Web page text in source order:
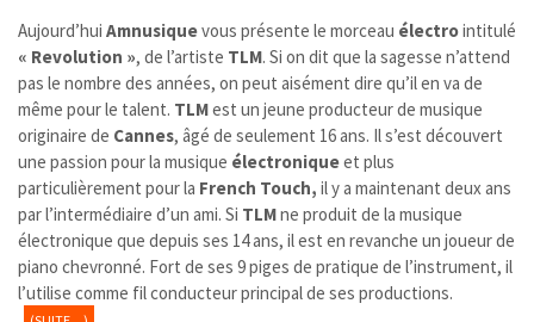
Aujourd’hui Amnusiquevous présente le morceau électrointitulé
« Revolution », de l’artiste TLM. Si on dit que la sagesse n’attend
pas le nombre des années, on peut aisément dire qu’il en va de
même pour le talent. TLMest un jeune producteur de musique
originaire de Cannes, âgé de seulement 16 ans. Il s’est découvert
une passion pour la musique électroniqueet plus
particulièrement pour la French Touch, il y a maintenant deux ans
par l’intermédiaire d’un ami. Si TLMne produit de la musique
électronique que depuis ses 14 ans, il est en revanche un joueur de
piano chevronné. Fort de ses 9 piges de pratique de l’instrument, il
l’utilise comme fil conducteur principal de ses productions.